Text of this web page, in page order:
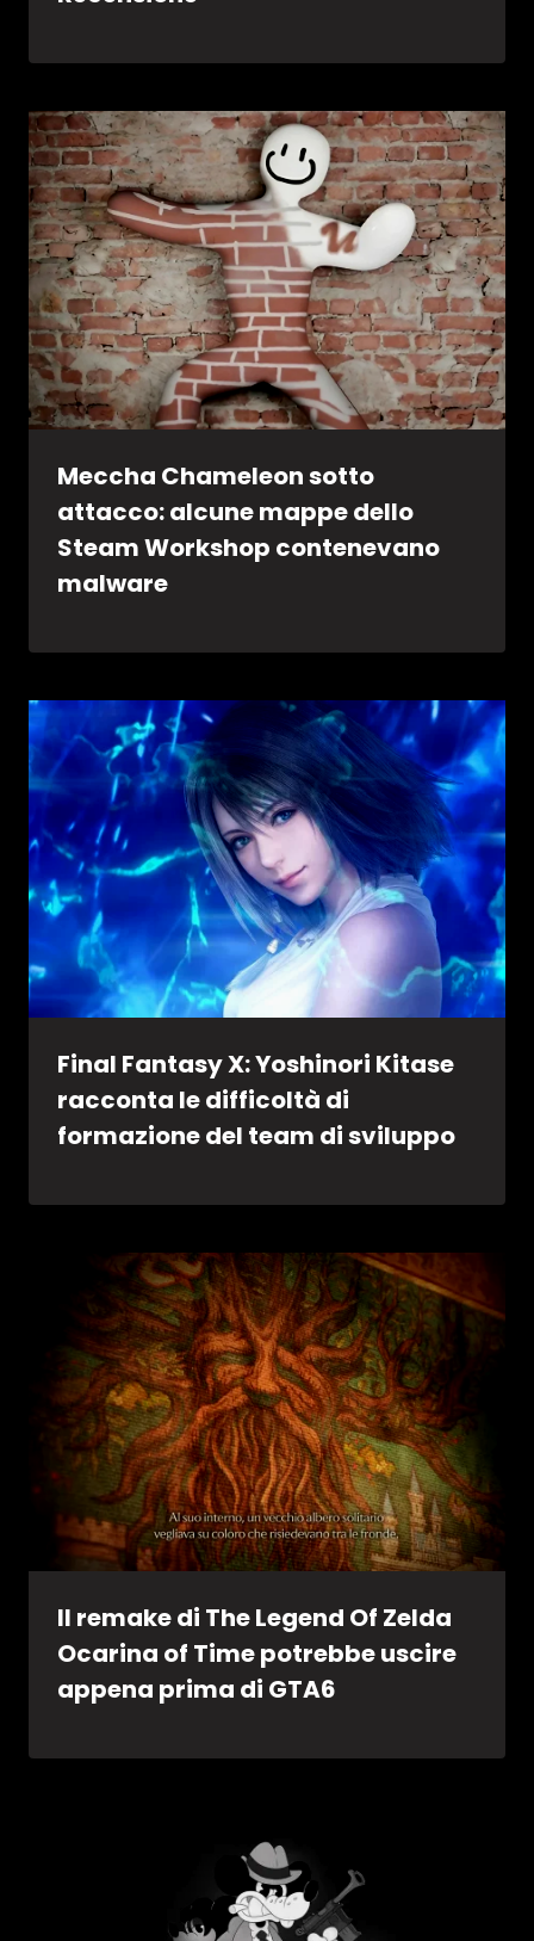
Meccha Chameleon sotto
attacco: alcune mappe dello
Steam Workshop contenevano
malware
Final Fantasy X: Yoshinori Kitase
racconta le difficoltà di
formazione del team di sviluppo
Il remake di The Legend Of Zelda
Ocarina of Time potrebbe uscire
appena prima di GTA6